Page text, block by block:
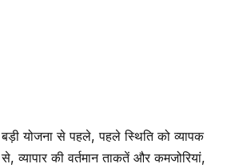
योजना से पहले, पहले स्थिति को व्यापक
की वर्तमान ताकतें और कमजोरियां,